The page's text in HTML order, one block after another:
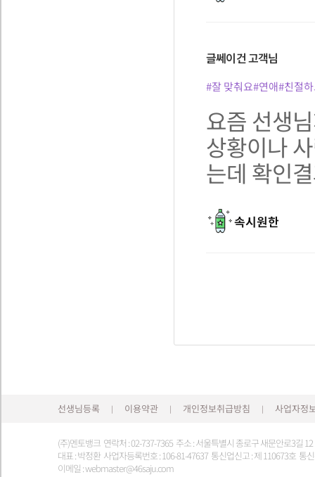
글쎄이건고객님
#잘 맞춰요#연애#친절
요즘 선생
상황이나
는데 확인
속시원한
선생님등록 | 이용약관 | 개인정보취급방침 | 사업자정
(주)멘토뱅크 연락처 : 02-737-7365 주소 : 서울특별시 종로구 새문안로3길
대표 : 박정환 사업자등록번호 : 106-81-47637 통신업신고 : 제 110673호 통
이메일 : webmaster@46saju.com